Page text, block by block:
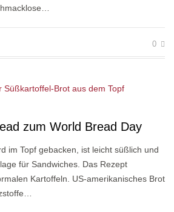
0
zum World Bread Day
im Topf gebacken, ist leicht süßlich und
für Sandwiches. Das Rezept
Kartoffeln. US-amerikanisches Brot